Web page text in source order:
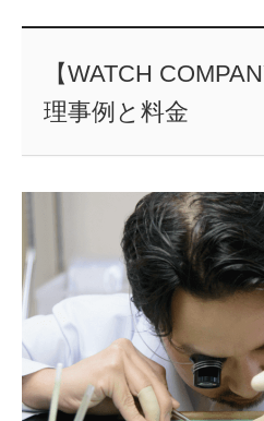
【WATCH
理事例と料金